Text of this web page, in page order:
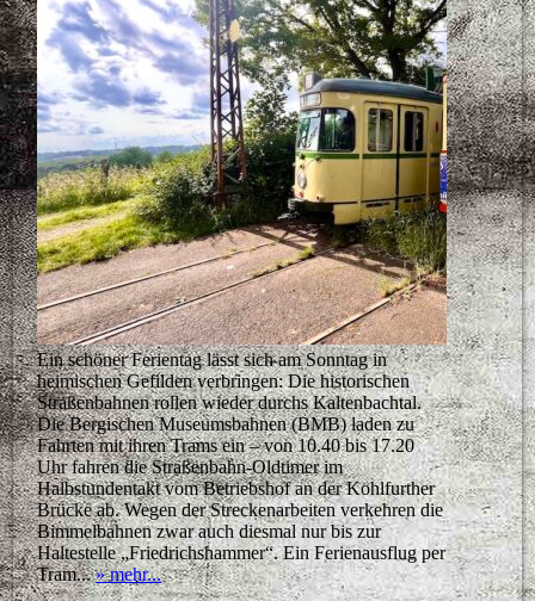
Ein schöner Ferientag lässt sich am Sonntag in
heimischen Gefilden verbringen: Die historischen
Straßenbahnen rollen wieder durchs Kaltenbachtal.
Die Bergischen Museumsbahnen (BMB) laden zu
Fahrten mit ihren Trams ein – von 10.40 bis 17.20
Uhr fahren die Straßenbahn-Oldtimer im
Halbstundentakt vom Betriebshof an der Kohlfurther
Brücke ab. Wegen der Streckenarbeiten verkehren die
Bimmelbahnen zwar auch diesmal nur bis zur
Haltestelle „Friedrichshammer“. Ein Ferienausflug per
Tram...» mehr...